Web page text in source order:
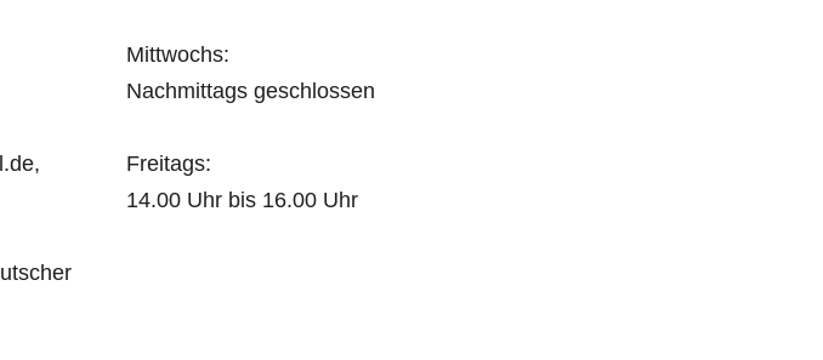
Mittwochs:
Nachmittags geschlossen
Freitags:
14.00 Uhr bis 16.00 Uhr